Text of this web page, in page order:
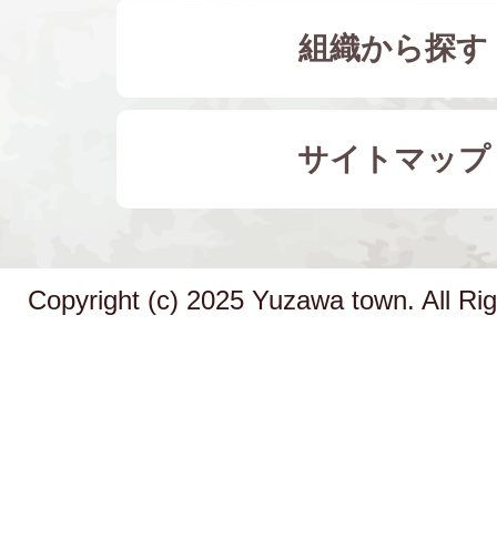
組織から探す
サイトマップ
Copyright (c) 2025 Yuzawa town. All